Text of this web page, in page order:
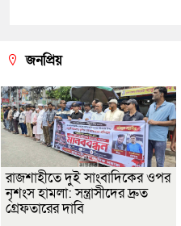
জনপ্রিয়
রাজশাহীতে দুই সাংবাদিকের ওপর
নৃশংস হামলা: সন্ত্রাসীদের দ্রুত
গ্রেফতারের দাবি